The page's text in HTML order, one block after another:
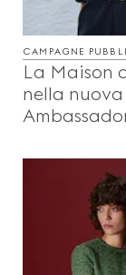
CAMPAGNE
La Maison
nella